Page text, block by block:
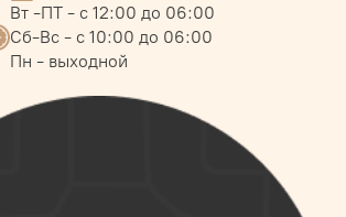
Вт -ПТ - с 12:00 до 06:00
Сб-Вс - с 10:00 до 06:00
Пн - выходной